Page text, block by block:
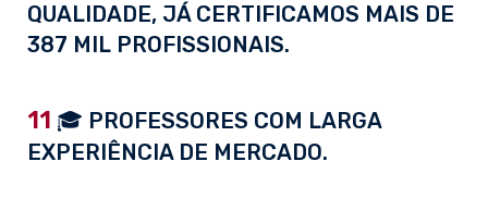
QUALIDADE, JÁ CERTIFICAMOS MAIS DE
387 MIL PROFISSIONAIS.
11 🎓 PROFESSORES COM LARGA
EXPERIÊNCIA DE MERCADO.